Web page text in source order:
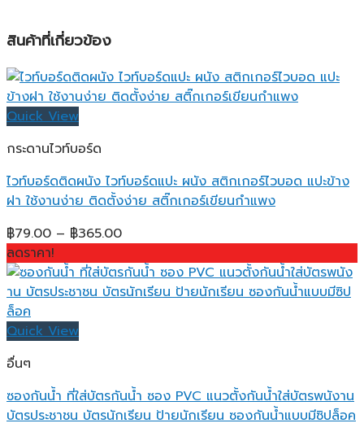
สินค้าที่เกี่ยวข้อง
Quick View
กระดานไวท์บอร์ด
ไวท์บอร์ดติดผนัง ไวท์บอร์ดแปะ ผนัง สติกเกอร์ไวบอด แปะข้าง
ฝา ใช้งานง่าย ติดตั้งง่าย สติ๊กเกอร์เขียนกำแพง
฿79.00 – ฿365.00Price
฿79.00
through
ลดราคา!
Quick View
อื่นๆ
ซองกันน้ำ ที่ใส่บัตรกันน้ำ ซอง PVC แนวตั้งกันน้ำใส่บัตรพนังาน
บัตรประชาชน บัตรนักเรียน ป้ายนักเรียน ซองกันน้ำแบบมีซิปล็อค